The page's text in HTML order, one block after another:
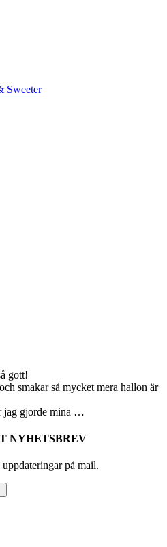
gott!
smakar så mycket mera hallon är
jag gjorde mina …
NYHETSBREV
på mail.